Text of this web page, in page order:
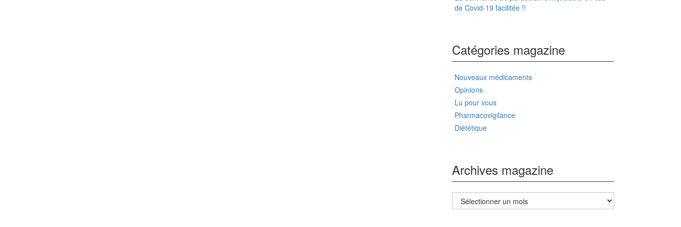
de Covid-19 facilitée !!
Catégories magazine
Nouveaux médicaments
Opinions
Lu pour vous
Pharmacovigilance
Diététique
Archives magazine
Archives
magazine